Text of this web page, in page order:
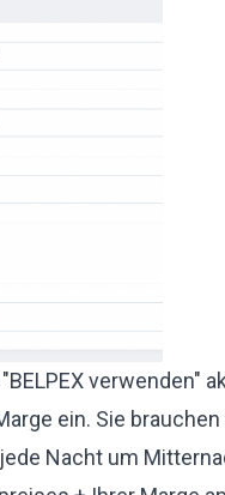
verwenden"
ein. Sie brauchen
Nacht um